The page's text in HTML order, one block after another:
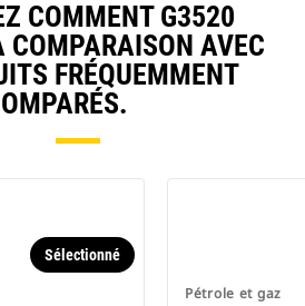
COMMENT G3520
COMPARAISON AVEC
FRÉQUEMMENT
Sélectionné
Pétrole et gaz